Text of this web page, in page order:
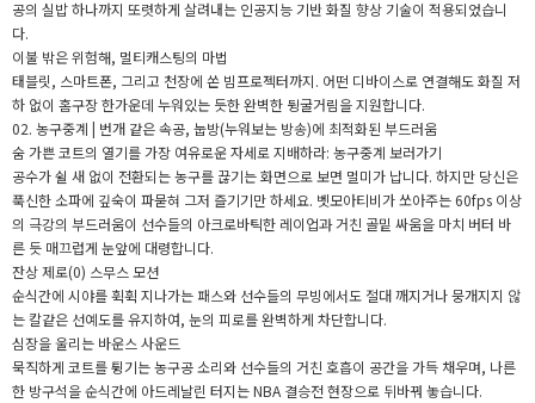
공의 실밥 하나까지 또렷하게 살려내는 인공지능 기반 화질 향상 기술이 적용되었습니
다.
이불 밖은 위험해, 멀티캐스팅의 마법
태블릿, 스마트폰, 그리고 천장에 쏜 빔프로젝터까지. 어떤 디바이스로 연결해도 화질 저
하 없이 홈구장 한가운데 누워있는 듯한 완벽한 뒹굴거림을 지원합니다.
02. 농구중계 | 번개 같은 속공, 눕방(누워보는 방송)에 최적화된 부드러움
숨 가쁜 코트의 열기를 가장 여유로운 자세로 지배하라: 농구중계 보러가기
공수가 쉴 새 없이 전환되는 농구를 끊기는 화면으로 보면 멀미가 납니다. 하지만 당신은
푹신한 소파에 깊숙이 파묻혀 그저 즐기기만 하세요. 벳모아티비가 쏘아주는 60fps 이상
의 극강의 부드러움이 선수들의 아크로바틱한 레이업과 거친 골밑 싸움을 마치 버터 바
른 듯 매끄럽게 눈앞에 대령합니다.
잔상 제로(0) 스무스 모션
순식간에 시야를 휙휙 지나가는 패스와 선수들의 무빙에서도 절대 깨지거나 뭉개지지 않
는 칼같은 선예도를 유지하여, 눈의 피로를 완벽하게 차단합니다.
심장을 울리는 바운스 사운드
묵직하게 코트를 튕기는 농구공 소리와 선수들의 거친 호흡이 공간을 가득 채우며, 나른
한 방구석을 순식간에 아드레날린 터지는 NBA 결승전 현장으로 뒤바꿔 놓습니다.